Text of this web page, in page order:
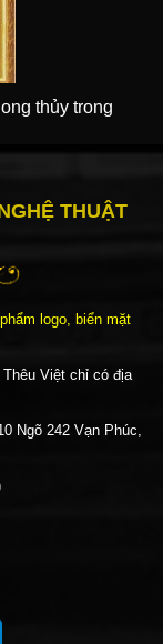
thủy trong
THUẬT
logo, biển mặt
Việt chỉ có địa
Ngõ 242 Vạn Phúc,